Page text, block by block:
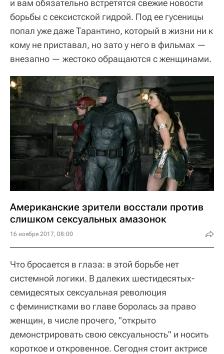
и вам обязательно встретятся свежие новости
борьбы с сексистской гидрой. Под ее гусеницы
попал уже даже Тарантино, который в жизни ни к
кому не приставал, но зато у него в фильмах —
внезапно — жестоко обращаются с женщинами.
Американские зрители восстали против
слишком сексуальных амазонок
16 ноября 2017, 08:00
Что бросается в глаза: в этой борьбе нет
системной логики. В далеких шестидесятых-
семидесятых сексуальная революция
с феминистками во главе боролась за право
женщин, в числе прочего, "открыто
демонстрировать свою сексуальность" и носить
короткое и откровенное. Сегодня стоит актрисе